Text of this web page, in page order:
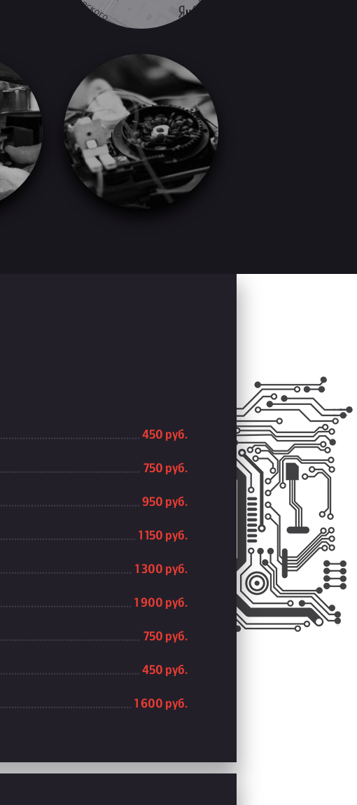
450 руб.
750 руб.
950 руб.
1 150 руб.
1 300 руб.
1 900 руб.
750 руб.
450 руб.
1 600 руб.